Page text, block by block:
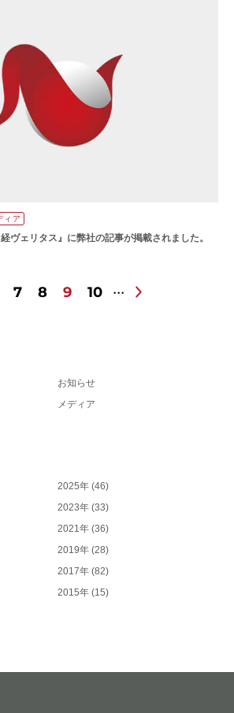
ィア
ヴェリタス』に弊社の記事が掲載されました。
7 8 9 10
お知らせ
メディア
2025年 (46)
2023年 (33)
2021年 (36)
2019年 (28)
2017年 (82)
2015年 (15)